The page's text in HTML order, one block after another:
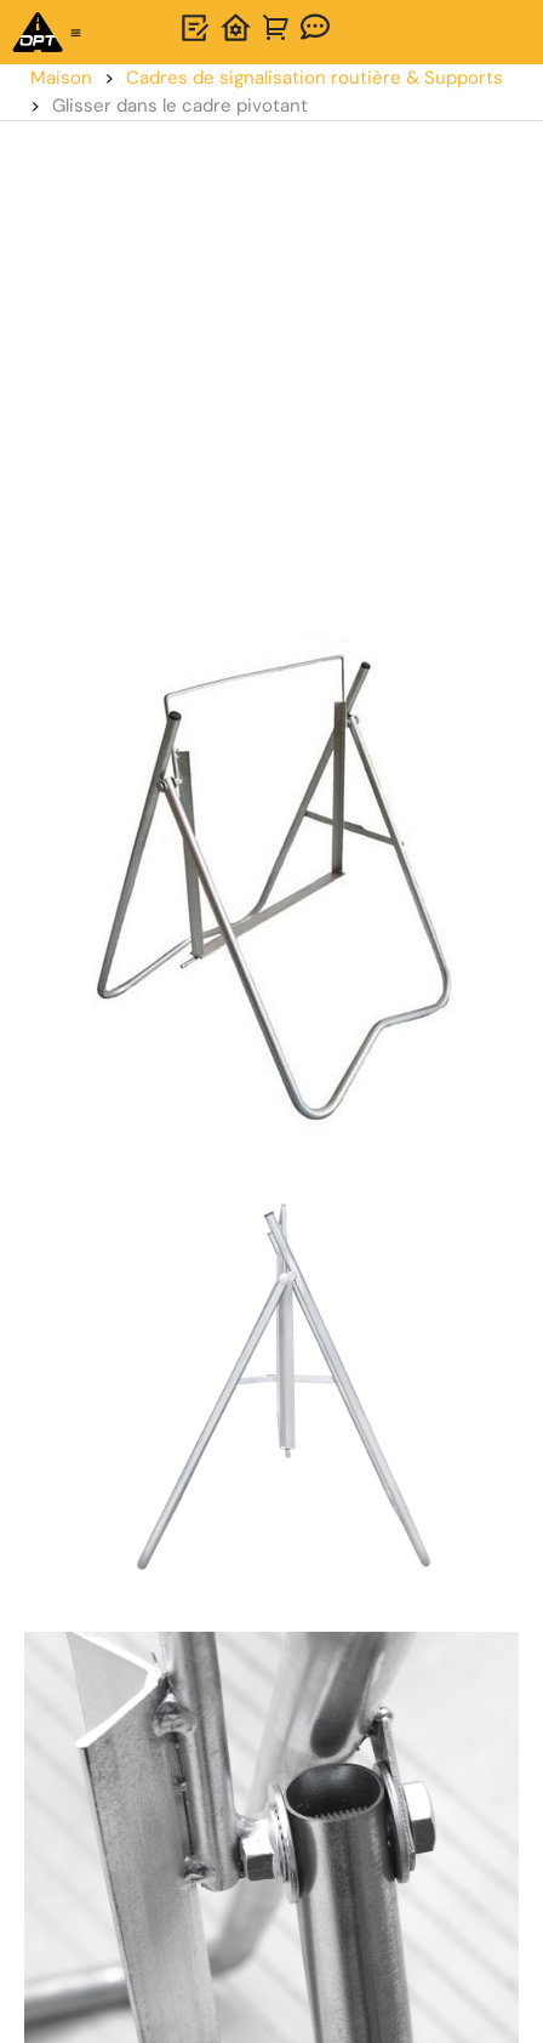
Maison > Cadres de signalisation routière & Supports
> Glisser dans le cadre pivotant